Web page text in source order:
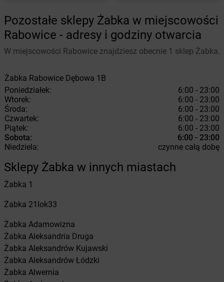
Pozostałe sklepy Żabka w miejscowości
Rabowice - adresy i godziny otwarcia
W miejscowości Rabowice znajdziesz obecnie 1 sklep Żabka.
Żabka Rabowice Dębowa 1B
Poniedziałek:
6:00 - 23:00
Wtorek:
6:00 - 23:00
Środa:
6:00 - 23:00
Czwartek:
6:00 - 23:00
Piątek:
6:00 - 23:00
Sobota:
6:00 - 23:00
Niedziela:
czynne całą dobę
Sklepy Żabka w innych miastach
Żabka 1
Żabka 21lok33
Żabka Adamowizna
Żabka Aleksandria Druga
Żabka Aleksandrów Kujawski
Żabka Aleksandrów Łódzki
Żabka Alwernia